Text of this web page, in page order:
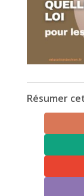
Résumer